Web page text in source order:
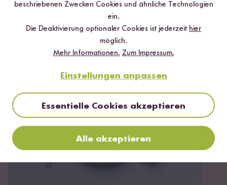
Mehr Rezepte mit Rote Thai Curry
beschriebenen Zwecken Cookies und ähnliche Technologien
ein.
Die Deaktivierung optionaler Cookies ist jederzeit hier
möglich.
Mehr Informationen. Zum Impressum.
Einstellungen anpassen
Essentielle Cookies akzeptieren
Alle akzeptieren